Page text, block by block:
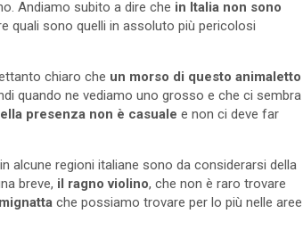
Andiamo subito a dire che in Italia non sono
quali sono quelli in assoluto più pericolosi
chiaro che un morso di questo animaletto
quando ne vediamo uno grosso e che ci sembra
presenza non è casuale e non ci deve far
alcune regioni italiane sono da considerarsi della
breve, il ragno violino, che non è raro trovare
che possiamo trovare per lo più nelle aree